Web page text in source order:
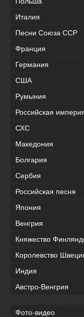
Италия
Песни Союза ССР
Франция
Германия
США
Румыния
Российская
СХС
Македония
Болгария
Сербия
Российская песня
Япония
Венгрия
Княжество
Королевство
Индия
Австро-Венгрия
Фото-видео